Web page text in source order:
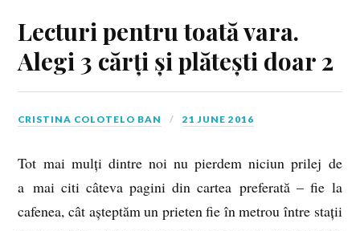
Lecturi pentru toată vara.
Alegi 3 cărți și plătești doar 2
CRISTINA COLOTELO BAN 21 JUNE 2016
Tot mai mulți dintre noi nu pierdem niciun prilej de
a mai citi câteva pagini din cartea preferată – fie la
cafenea, cât așteptăm un prieten fie în metrou între stații